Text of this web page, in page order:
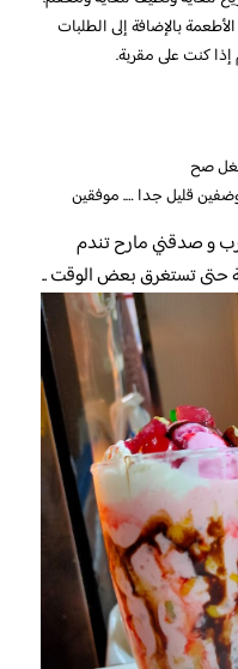
لجميع الأطعمة بالإضافة إلى الطلبات
إذا كنت على مقربة.
صح
قليل جدا …. موفقين
و صدقني مارح تندم
حتى تستغرق بعض الوقت ..